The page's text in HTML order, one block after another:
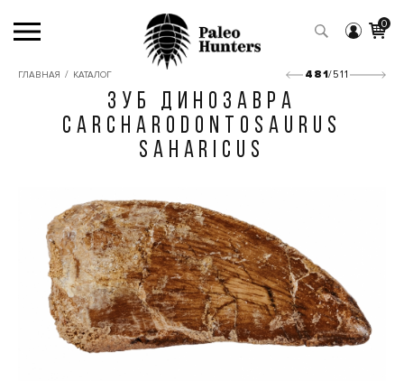
0
ГЛАВНАЯ / КАТАЛОГ 481/511
ЗУБ ДИНОЗАВРА
CARCHARODONTOSAURUS
SAHARICUS